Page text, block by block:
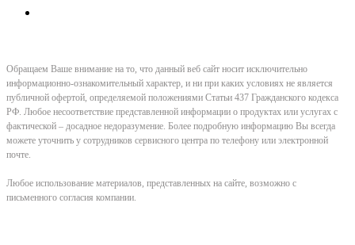
Обращаем Ваше внимание на то, что данный веб сайт носит исключительно
информационно-ознакомительный характер, и ни при каких условиях не является
публичной офертой, определяемой положениями Статьи 437 Гражданского кодекса
РФ. Любое несоответствие представленной информации о продуктах или услугах с
фактической – досадное недоразумение. Более подробную информацию Вы всегда
можете уточнить у сотрудников сервисного центра по телефону или электронной
почте.
Любое использование материалов, представленных на сайте, возможно с
письменного согласия компании.